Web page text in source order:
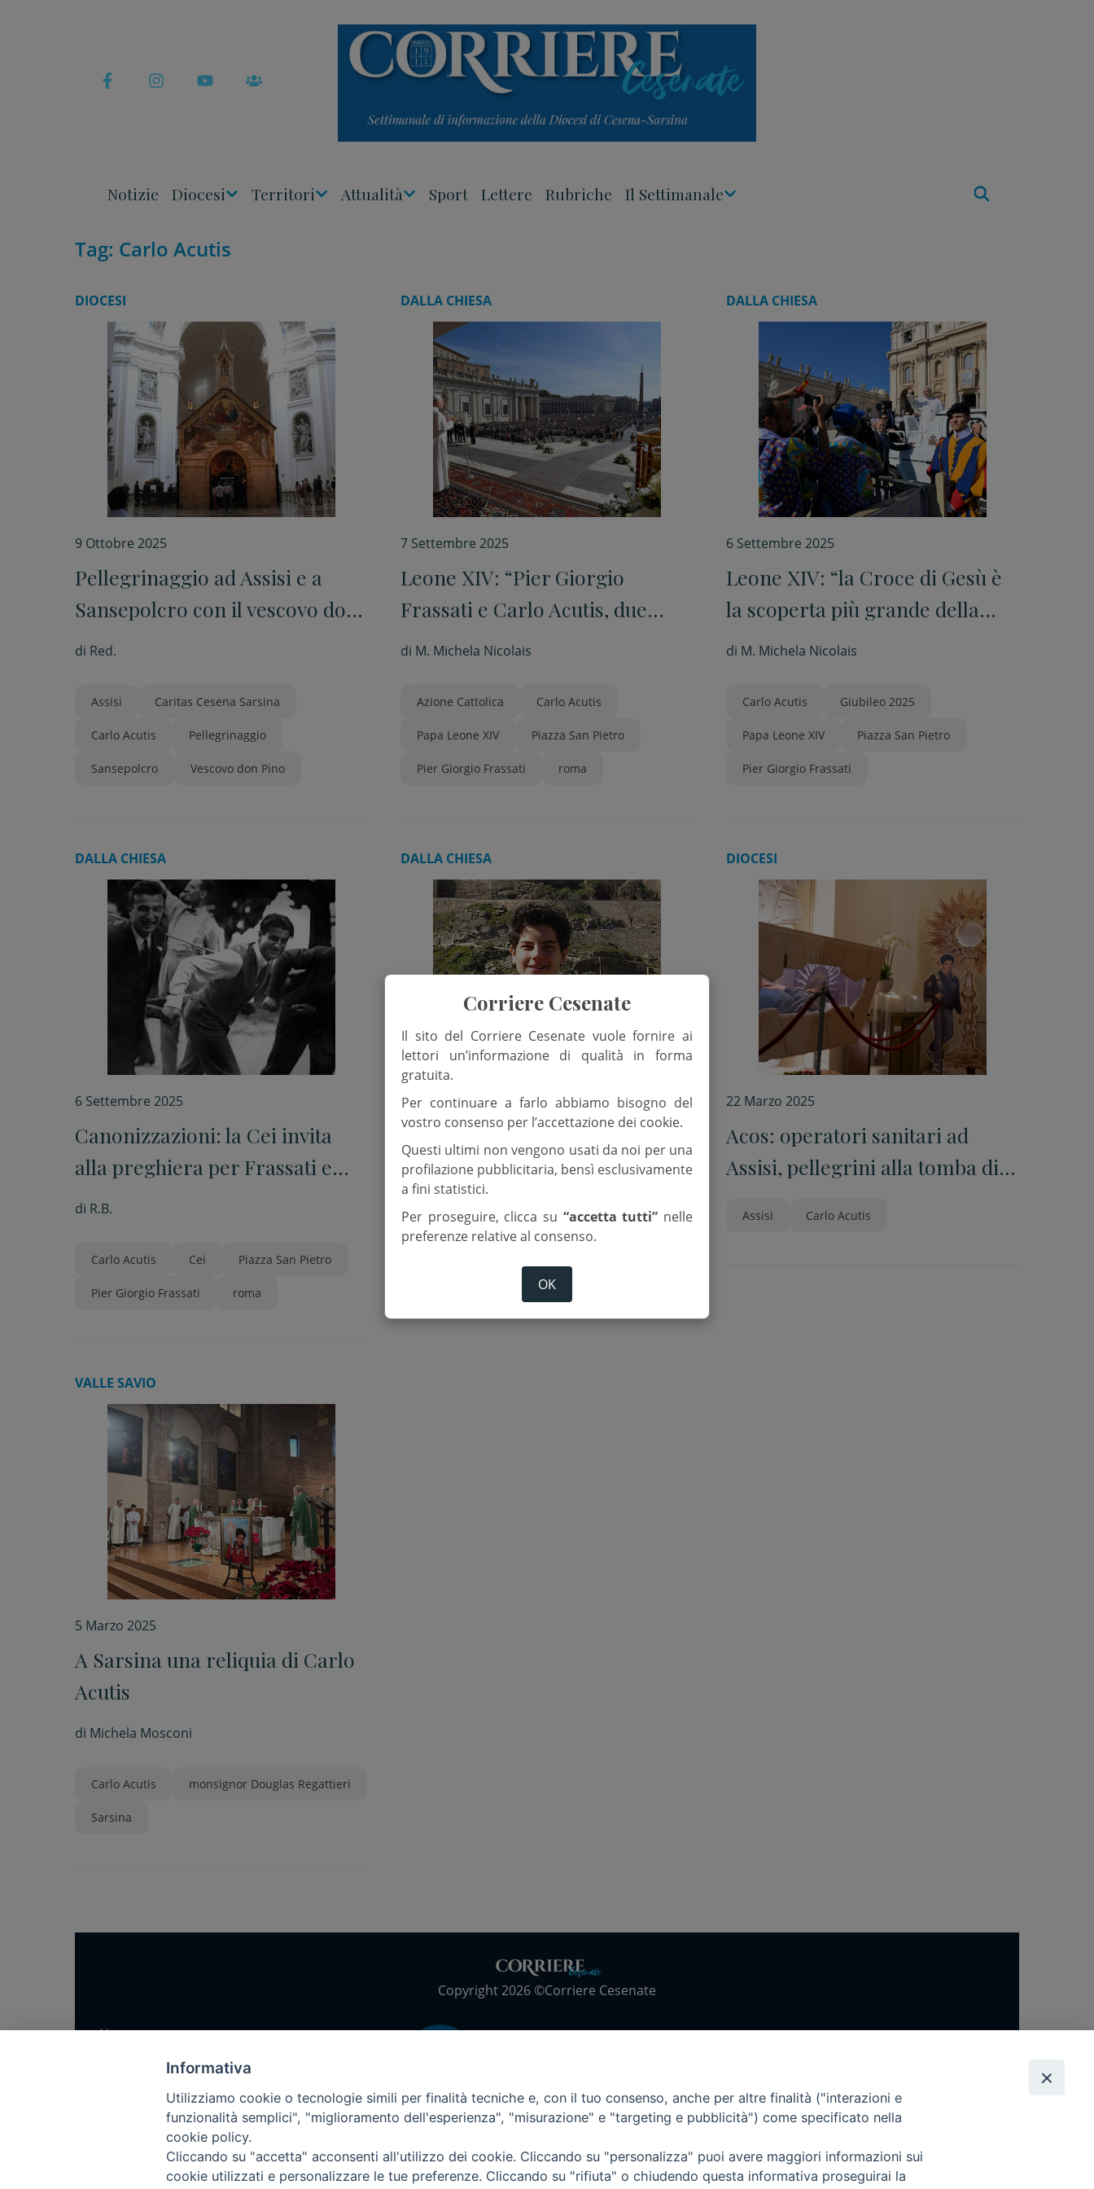
Notizie Diocesi Territori Attualità Sport Lettere Rubriche Il Settimanale
Tag: Carlo Acutis
DIOCESI
9 Ottobre 2025
Pellegrinaggio ad Assisi e a
Sansepolcro con il vescovo don
Pino
di Red.
Assisi Caritas Cesena Sarsina
Carlo Acutis Pellegrinaggio
Sansepolcro Vescovo don Pino
DALLA CHIESA
7 Settembre 2025
Leone XIV: “Pier Giorgio
Frassati e Carlo Acutis, due
giovani innamorati di Gesù”
di M. Michela Nicolais
Azione Cattolica Carlo Acutis
Papa Leone XIV Piazza San Pietro
Pier Giorgio Frassati roma
DALLA CHIESA
6 Settembre 2025
Leone XIV: “la Croce di Gesù è
la scoperta più grande della
vita”
di M. Michela Nicolais
Carlo Acutis Giubileo 2025
Papa Leone XIV Piazza San Pietro
Pier Giorgio Frassati
DALLA CHIESA
6 Settembre 2025
Canonizzazioni: la Cei invita
alla preghiera per Frassati e
Acutis, “modelli per i giovani”
di R.B.
Carlo Acutis Cei Piazza San Pietro
Pier Giorgio Frassati roma
DALLA CHIESA
21 Aprile 2025
Papa Francesco: per la morte
del Pontefice sospesa la
canonizzazione di Carlo Acutis
di
DIOCESI
22 Marzo 2025
Acos: operatori sanitari ad
Assisi, pellegrini alla tomba di
Assisi Carlo Acutis
VALLE SAVIO
5 Marzo 2025
A Sarsina una reliquia di Carlo
Acutis
di Michela Mosconi
Carlo Acutis monsignor Douglas Regattieri
Sarsina
Copyright 2026 ©Corriere Cesenate
Home
Come abbonarsi
Corriere Cesenate
Il sito del Corriere Cesenate vuole fornire ai
lettori un’informazione di qualità in forma
gratuita.
Per continuare a farlo abbiamo bisogno del
vostro consenso per l’accettazione dei cookie.
Questi ultimi non vengono usati da noi per una
profilazione pubblicitaria, bensì esclusivamente
a fini statistici.
Per proseguire, clicca su “accetta tutti” nelle
preferenze relative al consenso.
OK
Informativa
Utilizziamo cookie o tecnologie simili per finalità tecniche e, con il tuo consenso, anche per altre finalità ("interazioni e
funzionalità semplici", "miglioramento dell'esperienza", "misurazione" e "targeting e pubblicità") come specificato nella
cookie policy.
Cliccando su "accetta" acconsenti all'utilizzo dei cookie. Cliccando su "personalizza" puoi avere maggiori informazioni sui
cookie utilizzati e personalizzare le tue preferenze. Cliccando su "rifiuta" o chiudendo questa informativa proseguirai la